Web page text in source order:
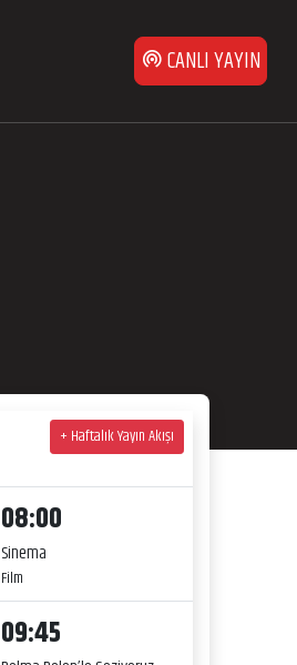
CANLI YAYIN
+ Haftalık Yayın Akışı
08:00
Sinema
Film
09:45